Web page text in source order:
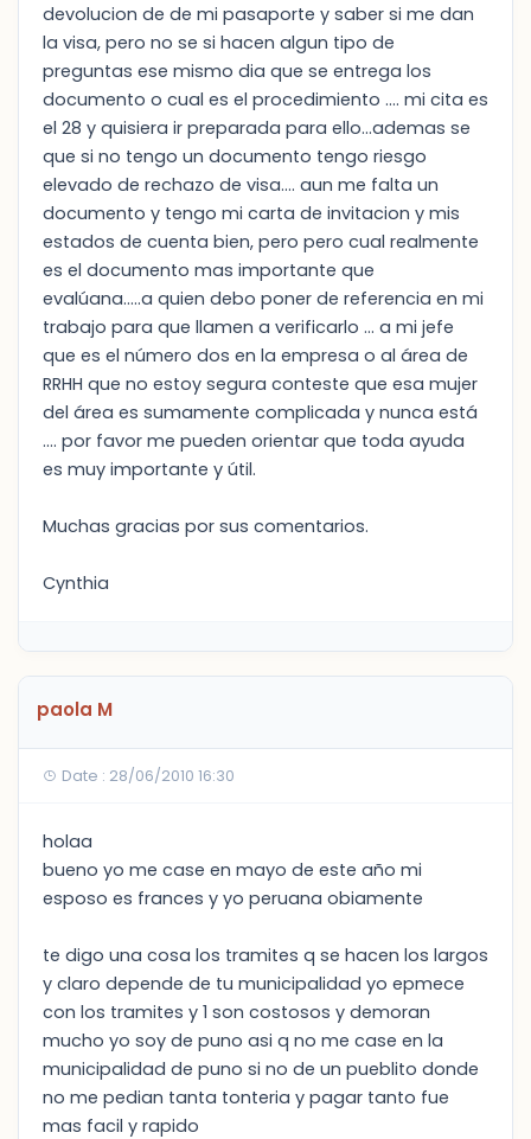
devolucion de de mi pasaporte y saber si me dan
la visa, pero no se si hacen algun tipo de
preguntas ese mismo dia que se entrega los
documento o cual es el procedimiento .... mi cita es
el 28 y quisiera ir preparada para ello...ademas se
que si no tengo un documento tengo riesgo
elevado de rechazo de visa.... aun me falta un
documento y tengo mi carta de invitacion y mis
estados de cuenta bien, pero pero cual realmente
es el documento mas importante que
evalúana.....a quien debo poner de referencia en mi
trabajo para que llamen a verificarlo ... a mi jefe
que es el número dos en la empresa o al área de
RRHH que no estoy segura conteste que esa mujer
del área es sumamente complicada y nunca está
.... por favor me pueden orientar que toda ayuda
es muy importante y útil.
Muchas gracias por sus comentarios.
Cynthia
paola M
Date : 28/06/2010 16:30
holaa
bueno yo me case en mayo de este año mi
esposo es frances y yo peruana obiamente
te digo una cosa los tramites q se hacen los largos
y claro depende de tu municipalidad yo epmece
con los tramites y 1 son costosos y demoran
mucho yo soy de puno asi q no me case en la
municipalidad de puno si no de un pueblito donde
no me pedian tanta tonteria y pagar tanto fue
mas facil y rapido